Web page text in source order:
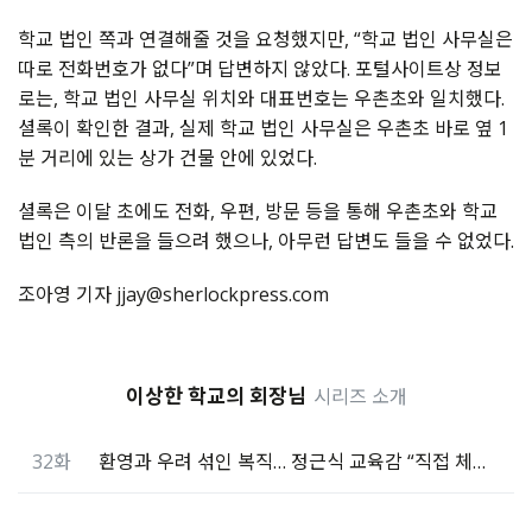
학교 법인 쪽과 연결해줄 것을 요청했지만, “학교 법인 사무실은
따로 전화번호가 없다”며 답변하지 않았다. 포털사이트상 정보
로는, 학교 법인 사무실 위치와 대표번호는 우촌초와 일치했다.
셜록이 확인한 결과, 실제 학교 법인 사무실은 우촌초 바로 옆 1
분 거리에 있는 상가 건물 안에 있었다.
셜록은 이달 초에도 전화, 우편, 방문 등을 통해 우촌초와 학교
법인 측의 반론을 들으려 했으나, 아무런 답변도 들을 수 없었다.
조아영 기자 jjay@sherlockpress.com
이상한 학교의 회장님 시리즈 소개
32화 환영과 우려 섞인 복직… 정근식 교육감 “직접 체크할것”